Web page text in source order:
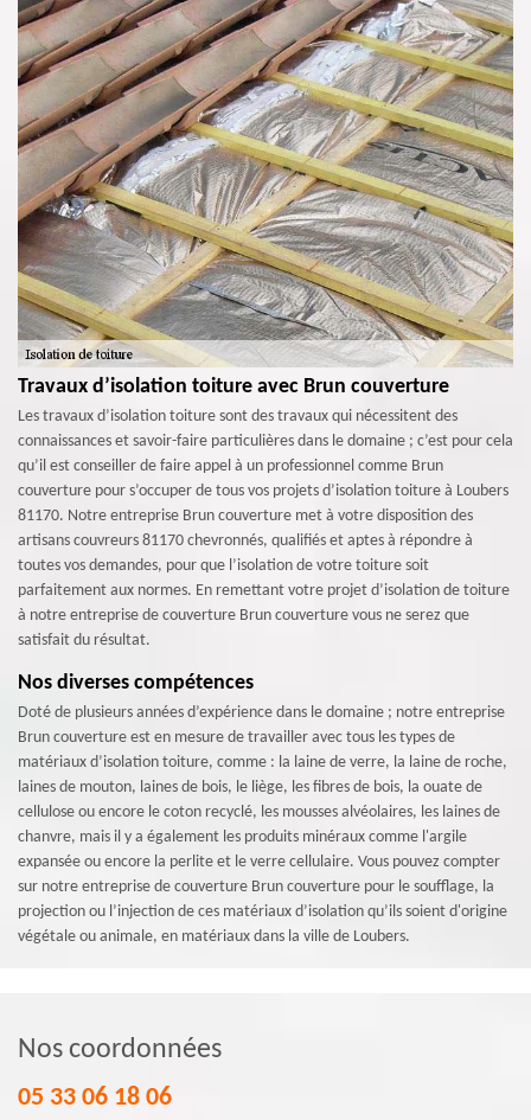
Travaux d’isolation toiture avec Brun couverture
Les travaux d’isolation toiture sont des travaux qui nécessitent des
connaissances et savoir-faire particulières dans le domaine ; c’est pour cela
qu’il est conseiller de faire appel à un professionnel comme Brun
couverture pour s’occuper de tous vos projets d’isolation toiture à Loubers
81170. Notre entreprise Brun couverture met à votre disposition des
artisans couvreurs 81170 chevronnés, qualifiés et aptes à répondre à
toutes vos demandes, pour que l’isolation de votre toiture soit
parfaitement aux normes. En remettant votre projet d’isolation de toiture
à notre entreprise de couverture Brun couverture vous ne serez que
satisfait du résultat.
Nos diverses compétences
Doté de plusieurs années d’expérience dans le domaine ; notre entreprise
Brun couverture est en mesure de travailler avec tous les types de
matériaux d’isolation toiture, comme : la laine de verre, la laine de roche,
laines de mouton, laines de bois, le liège, les fibres de bois, la ouate de
cellulose ou encore le coton recyclé, les mousses alvéolaires, les laines de
chanvre, mais il y a également les produits minéraux comme l'argile
expansée ou encore la perlite et le verre cellulaire. Vous pouvez compter
sur notre entreprise de couverture Brun couverture pour le soufflage, la
projection ou l’injection de ces matériaux d’isolation qu’ils soient d'origine
végétale ou animale, en matériaux dans la ville de Loubers.
Nos coordonnées
05 33 06 18 06